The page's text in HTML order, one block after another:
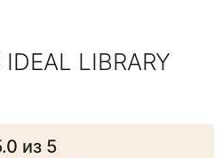
LIBRARY
из 5